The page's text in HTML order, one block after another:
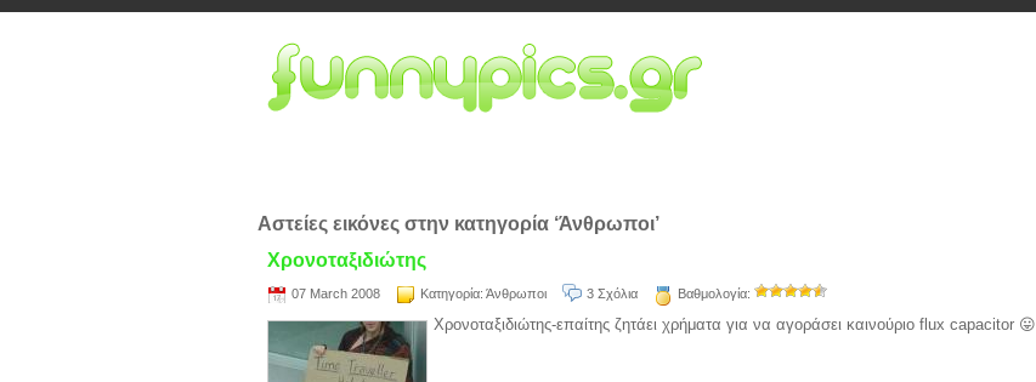
Αστείες εικόνες στην κατηγορία ‘Άνθρωποι’
Χρονοταξιδιώτης
07 March 2008 Κατηγορία: Άνθρωποι 3 Σχόλια Βαθμολογία:
Χρονοταξιδιώτης-επαίτης ζητάει χρήματα για να αγοράσει καινούριο flux capacitor 😛